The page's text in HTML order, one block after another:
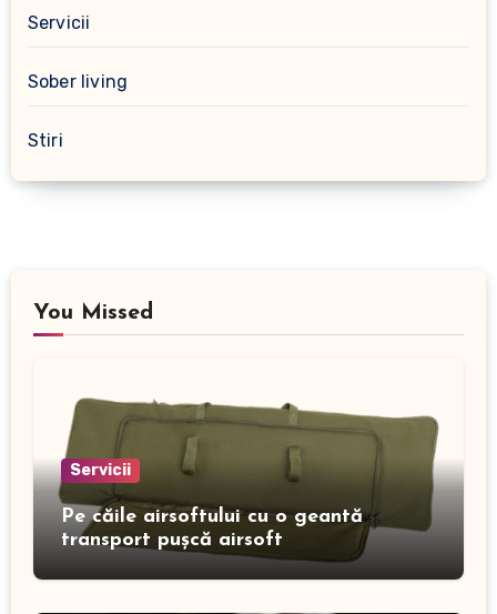
Servicii
Sober living
Stiri
You Missed
Servicii
Pe căile airsoftului cu o geantă
transport pușcă airsoft